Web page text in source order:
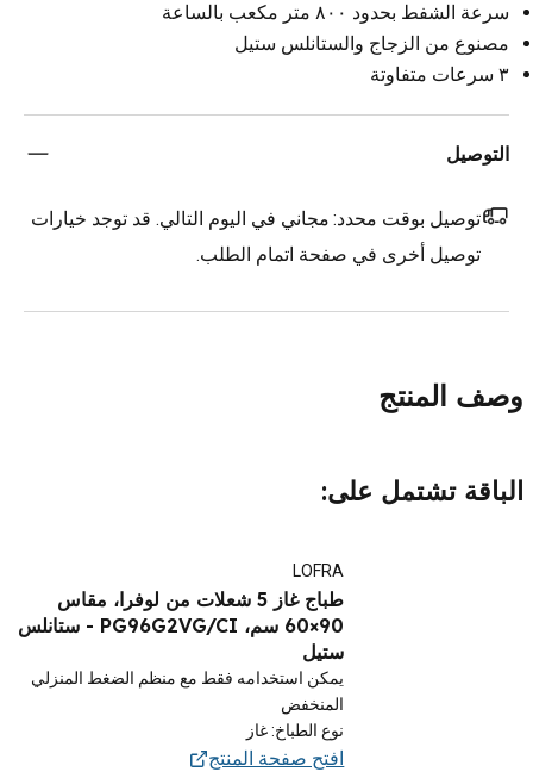
سرعة الشفط بحدود ٨٠٠ متر مكعب بالساعة
مصنوع من الزجاج والستانلس ستيل
٣ سرعات متفاوتة
التوصيل
توصيل بوقت محدد: مجاني في اليوم التالي. قد توجد خيارات
توصيل أخرى في صفحة اتمام الطلب.
وصف المنتج
الباقة تشتمل على:
LOFRA
طباج غاز 5 شعلات من لوفرا، مقاس
90×60 سم، PG96G2VG/CI - ستانلس
ستيل
يمكن استخدامه فقط مع منظم الضغط المنزلي
المنخفض
نوع الطباخ: غاز
افتح صفحة المنتج